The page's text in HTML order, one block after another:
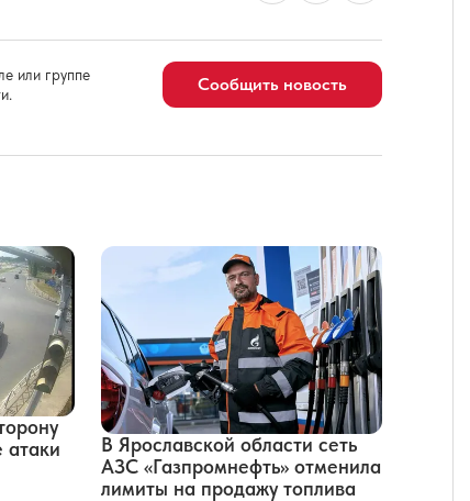
или группе
Сообщить новость
атаки
В Ярославской области сеть
АЗС «Газпромнефть» отменила
лимиты на продажу топлива